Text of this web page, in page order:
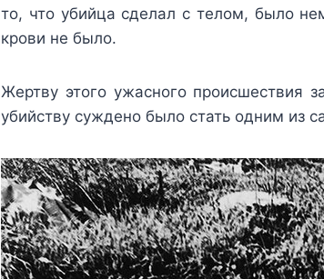
то, что убийца сделал с телом, было
крови не было.
Жертву этого ужасного происшествия
убийству суждено было стать одним из